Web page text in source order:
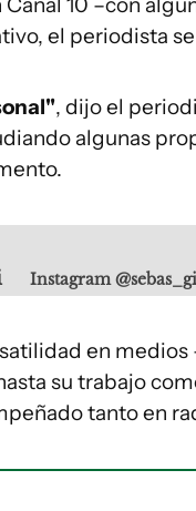
el periodista
, dijo el
algunas
Instagram
en medios
su trabajo
tanto en